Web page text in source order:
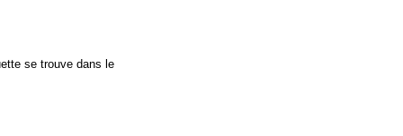
se trouve dans le